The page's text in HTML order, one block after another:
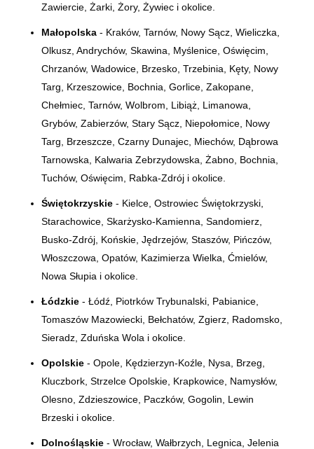
Zawiercie, Żarki, Żory, Żywiec i okolice.
Małopolska- Kraków, Tarnów, Nowy Sącz, Wieliczka,
Olkusz, Andrychów, Skawina, Myślenice, Oświęcim,
Chrzanów, Wadowice, Brzesko, Trzebinia, Kęty, Nowy
Targ, Krzeszowice, Bochnia, Gorlice, Zakopane,
Chełmiec, Tarnów, Wolbrom, Libiąż, Limanowa,
Grybów, Zabierzów, Stary Sącz, Niepołomice, Nowy
Targ, Brzeszcze, Czarny Dunajec, Miechów, Dąbrowa
Tarnowska, Kalwaria Zebrzydowska, Żabno, Bochnia,
Tuchów, Oświęcim, Rabka-Zdrój i okolice.
Świętokrzyskie- Kielce, Ostrowiec Świętokrzyski,
Starachowice, Skarżysko-Kamienna, Sandomierz,
Busko-Zdrój, Końskie, Jędrzejów, Staszów, Pińczów,
Włoszczowa, Opatów, Kazimierza Wielka, Ćmielów,
Nowa Słupia i okolice.
Łódzkie- Łódź, Piotrków Trybunalski, Pabianice,
Tomaszów Mazowiecki, Bełchatów, Zgierz, Radomsko,
Sieradz, Zduńska Wola i okolice.
Opolskie- Opole, Kędzierzyn-Koźle, Nysa, Brzeg,
Kluczbork, Strzelce Opolskie, Krapkowice, Namysłów,
Olesno, Zdzieszowice, Paczków, Gogolin, Lewin
Brzeski i okolice.
Dolnośląskie- Wrocław, Wałbrzych, Legnica, Jelenia